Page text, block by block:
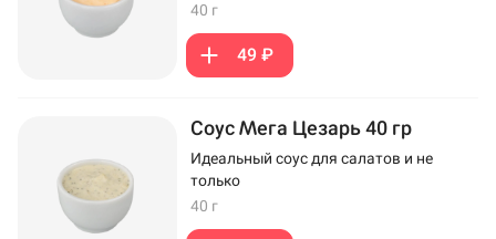
40 г
49 ₽
Соус Мега Цезарь 40 гр
Идеальный соус для салатов и не
только
40 г